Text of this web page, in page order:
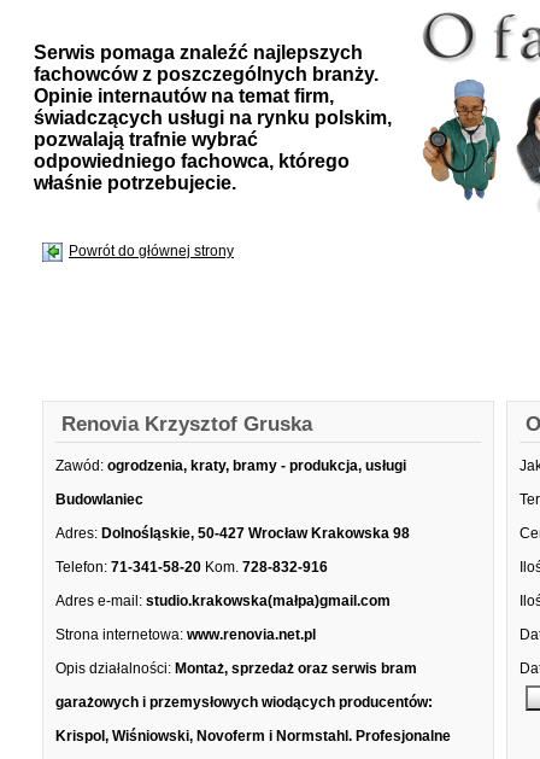
Serwis pomaga znaleźć najlepszych
fachowców z poszczególnych branży.
Opinie internautów na temat firm,
świadczących usługi na rynku polskim,
pozwalają trafnie wybrać
odpowiedniego fachowca, którego
właśnie potrzebujecie.
Powrót do głównej strony
Renovia Krzysztof Gruska
Zawód: ogrodzenia, kraty, bramy - produkcja, usługi
Budowlaniec
Adres: Dolnośląskie, 50-427 Wrocław Krakowska 98
Telefon: 71-341-58-20 Kom. 728-832-916
Adres e-mail: studio.krakowska(małpa)gmail.com
Strona internetowa: www.renovia.net.pl
Opis działalności: Montaż, sprzedaż oraz serwis bram
garażowych i przemysłowych wiodących producentów:
Krispol, Wiśniowski, Novoferm i Normstahl. Profesjonalne